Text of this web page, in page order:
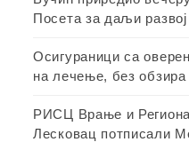
Посета за даљи
Осигураници са
на лечење, без
РИСЦ Врање и
Лесковац потписали